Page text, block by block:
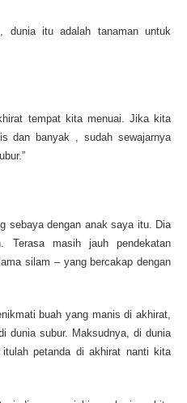
dunia itu adalah tanaman untuk
tempat kita menuai. Jika kita
dan banyak , sudah sewajarnya
sebaya dengan anak saya itu. Dia
Terasa masih jauh pendekatan
silam – yang bercakap dengan
buah yang manis di akhirat,
dunia subur. Maksudnya, di dunia
petanda di akhirat nanti kita